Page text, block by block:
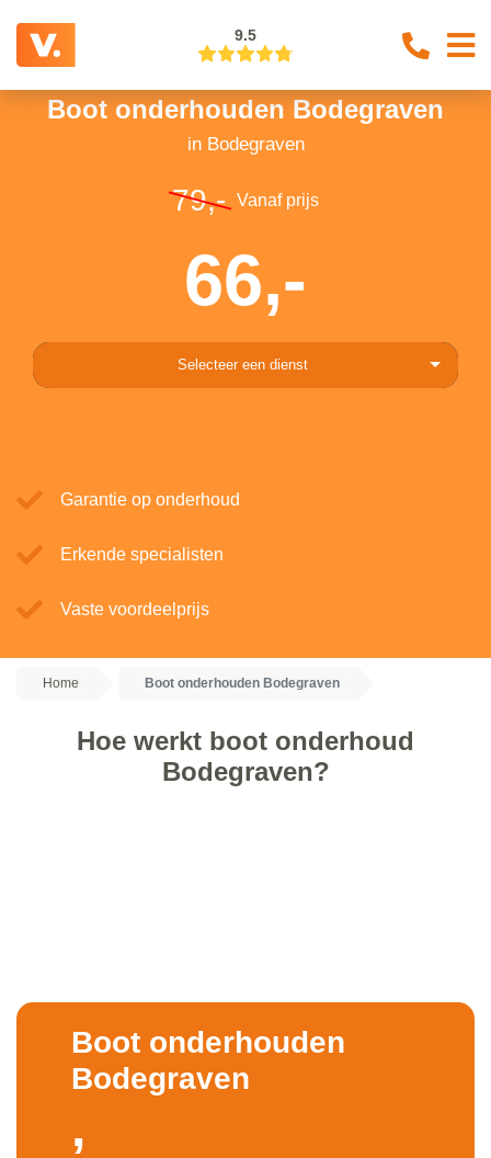
9.5
Boot onderhouden Bodegraven
in Bodegraven
79,- Vanaf prijs
66,-
Selecteer een dienst
Garantie op onderhoud
Erkende specialisten
Vaste voordeelprijs
Home Boot onderhouden Bodegraven
Hoe werkt boot onderhoud
Bodegraven?
Boot onderhouden
Bodegraven
,